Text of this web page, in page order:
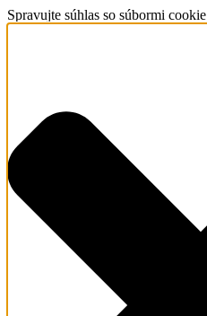
Spravujte súhlas so súbormi cookie